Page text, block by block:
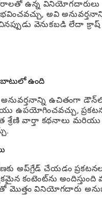
ఉన్న వినియోగదారులు
అవి
వెనుకబడి లేదా
ఉంది
ఉచితంగా
ఉపయోగించవచ్చు,
శ్రేణి వార్తా కథనాలు మరియు
అప్‌గ్రేడ్ చేయడం
కంటెంట్‌ను
మొత్తం వినియోగదారు